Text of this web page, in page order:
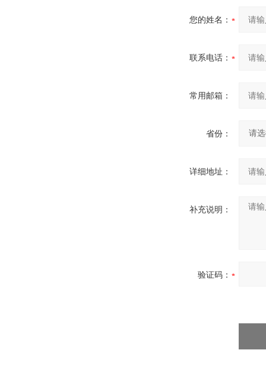
您的姓名：
联系电话：
常用邮箱：
省份：
详细地址：
补充说明：
验证码：